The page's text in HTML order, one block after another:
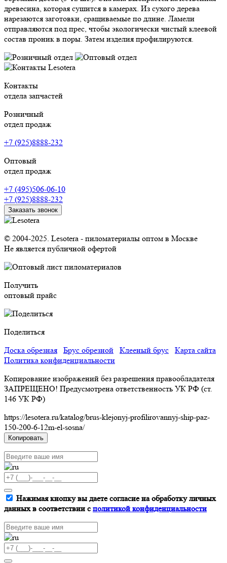
древесина, которая сушится в камерах. Из сухого дерева
нарезаются заготовки, сращиваемые по длине. Ламели
отправляются под прес, чтобы экологически чистый клеевой
состав проник в поры. Затем изделия профилируются.
Контакты
отдела запчастей
Розничный
отдел продаж
+7 (925)8888-232
Оптовый
отдел продаж
+7 (495)506-06-10
+7 (925)8888-232
Заказать звонок
© 2004-2025. Lesotera - пиломатериалы оптом в Москве
Не является публичной офертой
Получить
оптовый прайс
Поделиться
Доска обрезная
Брус обрезной Клееный брус
Карта сайта
Политика конфиденциальности
Копирование изображений без разрешения правообладателя
ЗАПРЕЩЕНО! Предусмотрена ответственность УК РФ (ст.
146 УК РФ)
https://lesotera.ru/katalog/brus-klejonyj-profilirovannyj-ship-paz-
150-200-6-12m-el-sosna/
Копировать
Нажимая кнопку вы даете согласие на обработку личных
данных в соответствии сполитикой конфиденциальности